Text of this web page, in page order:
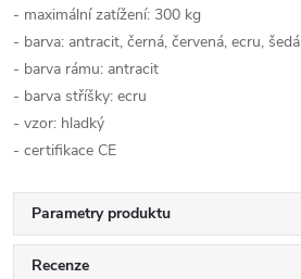
- maximální zatížení: 300 kg
- barva: antracit, černá, červená, ecru, šedá
- barva rámu: antracit
- barva stříšky: ecru
- vzor: hladký
- certifikace CE
Parametry produktu
Recenze